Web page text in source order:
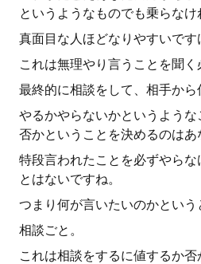
というようなものでも乗らなけ
真面目な人ほどなりやすいです
これは無理やり言うことを聞く
最終的に相談をして、相手から
やるかやらないかというよう
否かということを決めるのはあ
特段言われたことを必ずやら
とはないですね。
つまり何が言いたいのかという
相談ごと。
これは相談をするに値するか